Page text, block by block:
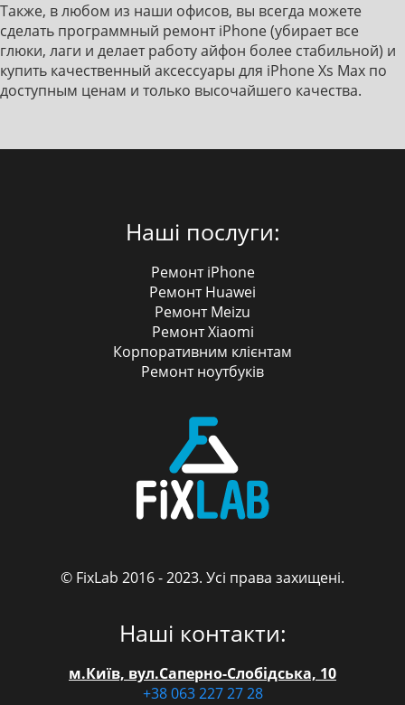
Также, в любом из наши офисов, вы всегда можете
сделать программный ремонт iPhone (убирает все
глюки, лаги и делает работу айфон более стабильной) и
купить качественный аксессуары для iPhone Xs Max по
доступным ценам и только высочайшего качества.
Наші послуги:
Ремонт iPhone
Ремонт Huawei
Ремонт Meizu
Ремонт Xiaomi
Корпоративним клієнтам
Ремонт ноутбуків
FixLab
© FixLab 2016 - 2023. Усі права захищені.
Наші контакти:
м.Київ, вул.Саперно-Слобідська, 10
+38 063 227 27 28